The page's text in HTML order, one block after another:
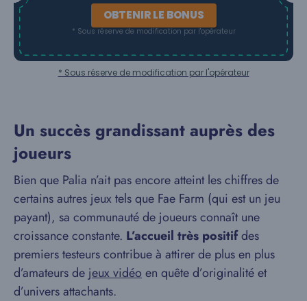
OBTENIR LE BONUS
* Sous réserve de modification par l'opérateur
* Sous réserve de modification par l'opérateur
Un succès grandissant auprès des
joueurs
Bien que Palia n’ait pas encore atteint les chiffres de
certains autres jeux tels que Fae Farm (qui est un jeu
payant), sa communauté de joueurs connaît une
croissance constante. L’accueil très positifdes
premiers testeurs contribue à attirer de plus en plus
d’amateurs de jeux vidéo en quête d’originalité et
d’univers attachants.